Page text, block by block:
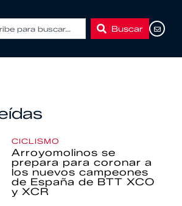
Buscar
CICLISMO
Arroyomolinos se
prepara para coronar a
los nuevos campeones
de España de BTT XCO
y XCR